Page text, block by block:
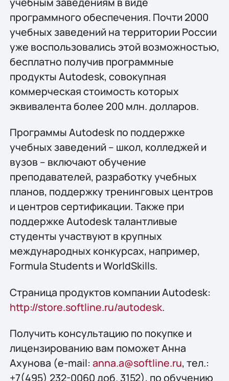
программного обеспечения. Почти 2000
учебных заведений на территории России
уже воспользовались этой возможностью,
бесплатно получив программные
продукты Autodesk, совокупная
коммерческая стоимость которых
эквивалента более 200 млн. долларов.
Программы Autodesk по поддержке
учебных заведений – школ, колледжей и
вузов – включают обучение
преподавателей, разработку учебных
планов, поддержку тренинговых центров
и центров сертификации. Также при
поддержке Autodesk талантливые
студенты участвуют в крупных
международных конкурсах, например,
Formula Students и WorldSkills.
Страница продуктов компании Autodesk:
http://store.softline.ru/autodesk.
Получить консультацию по покупке и
лицензированию вам поможет Анна
Ахунова (e-mail: anna.a@softline.ru, тел.:
+7(495) 232-0060 доб. 3152), по обучению